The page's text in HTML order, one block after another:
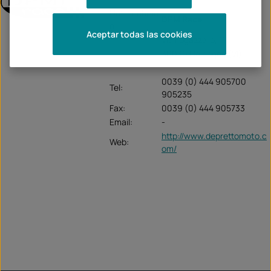
Unternehme
Via Fogazzaro, 111
36030 Caldogno (VI)
Tel:
0039 (0) 444 905700
905235
Fax:
0039 (0) 444 905733
Email:
-
Web:
http://www.deprettomoto.c
om/
Aceptar todas las cookies